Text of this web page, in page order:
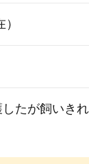
たが飼いき